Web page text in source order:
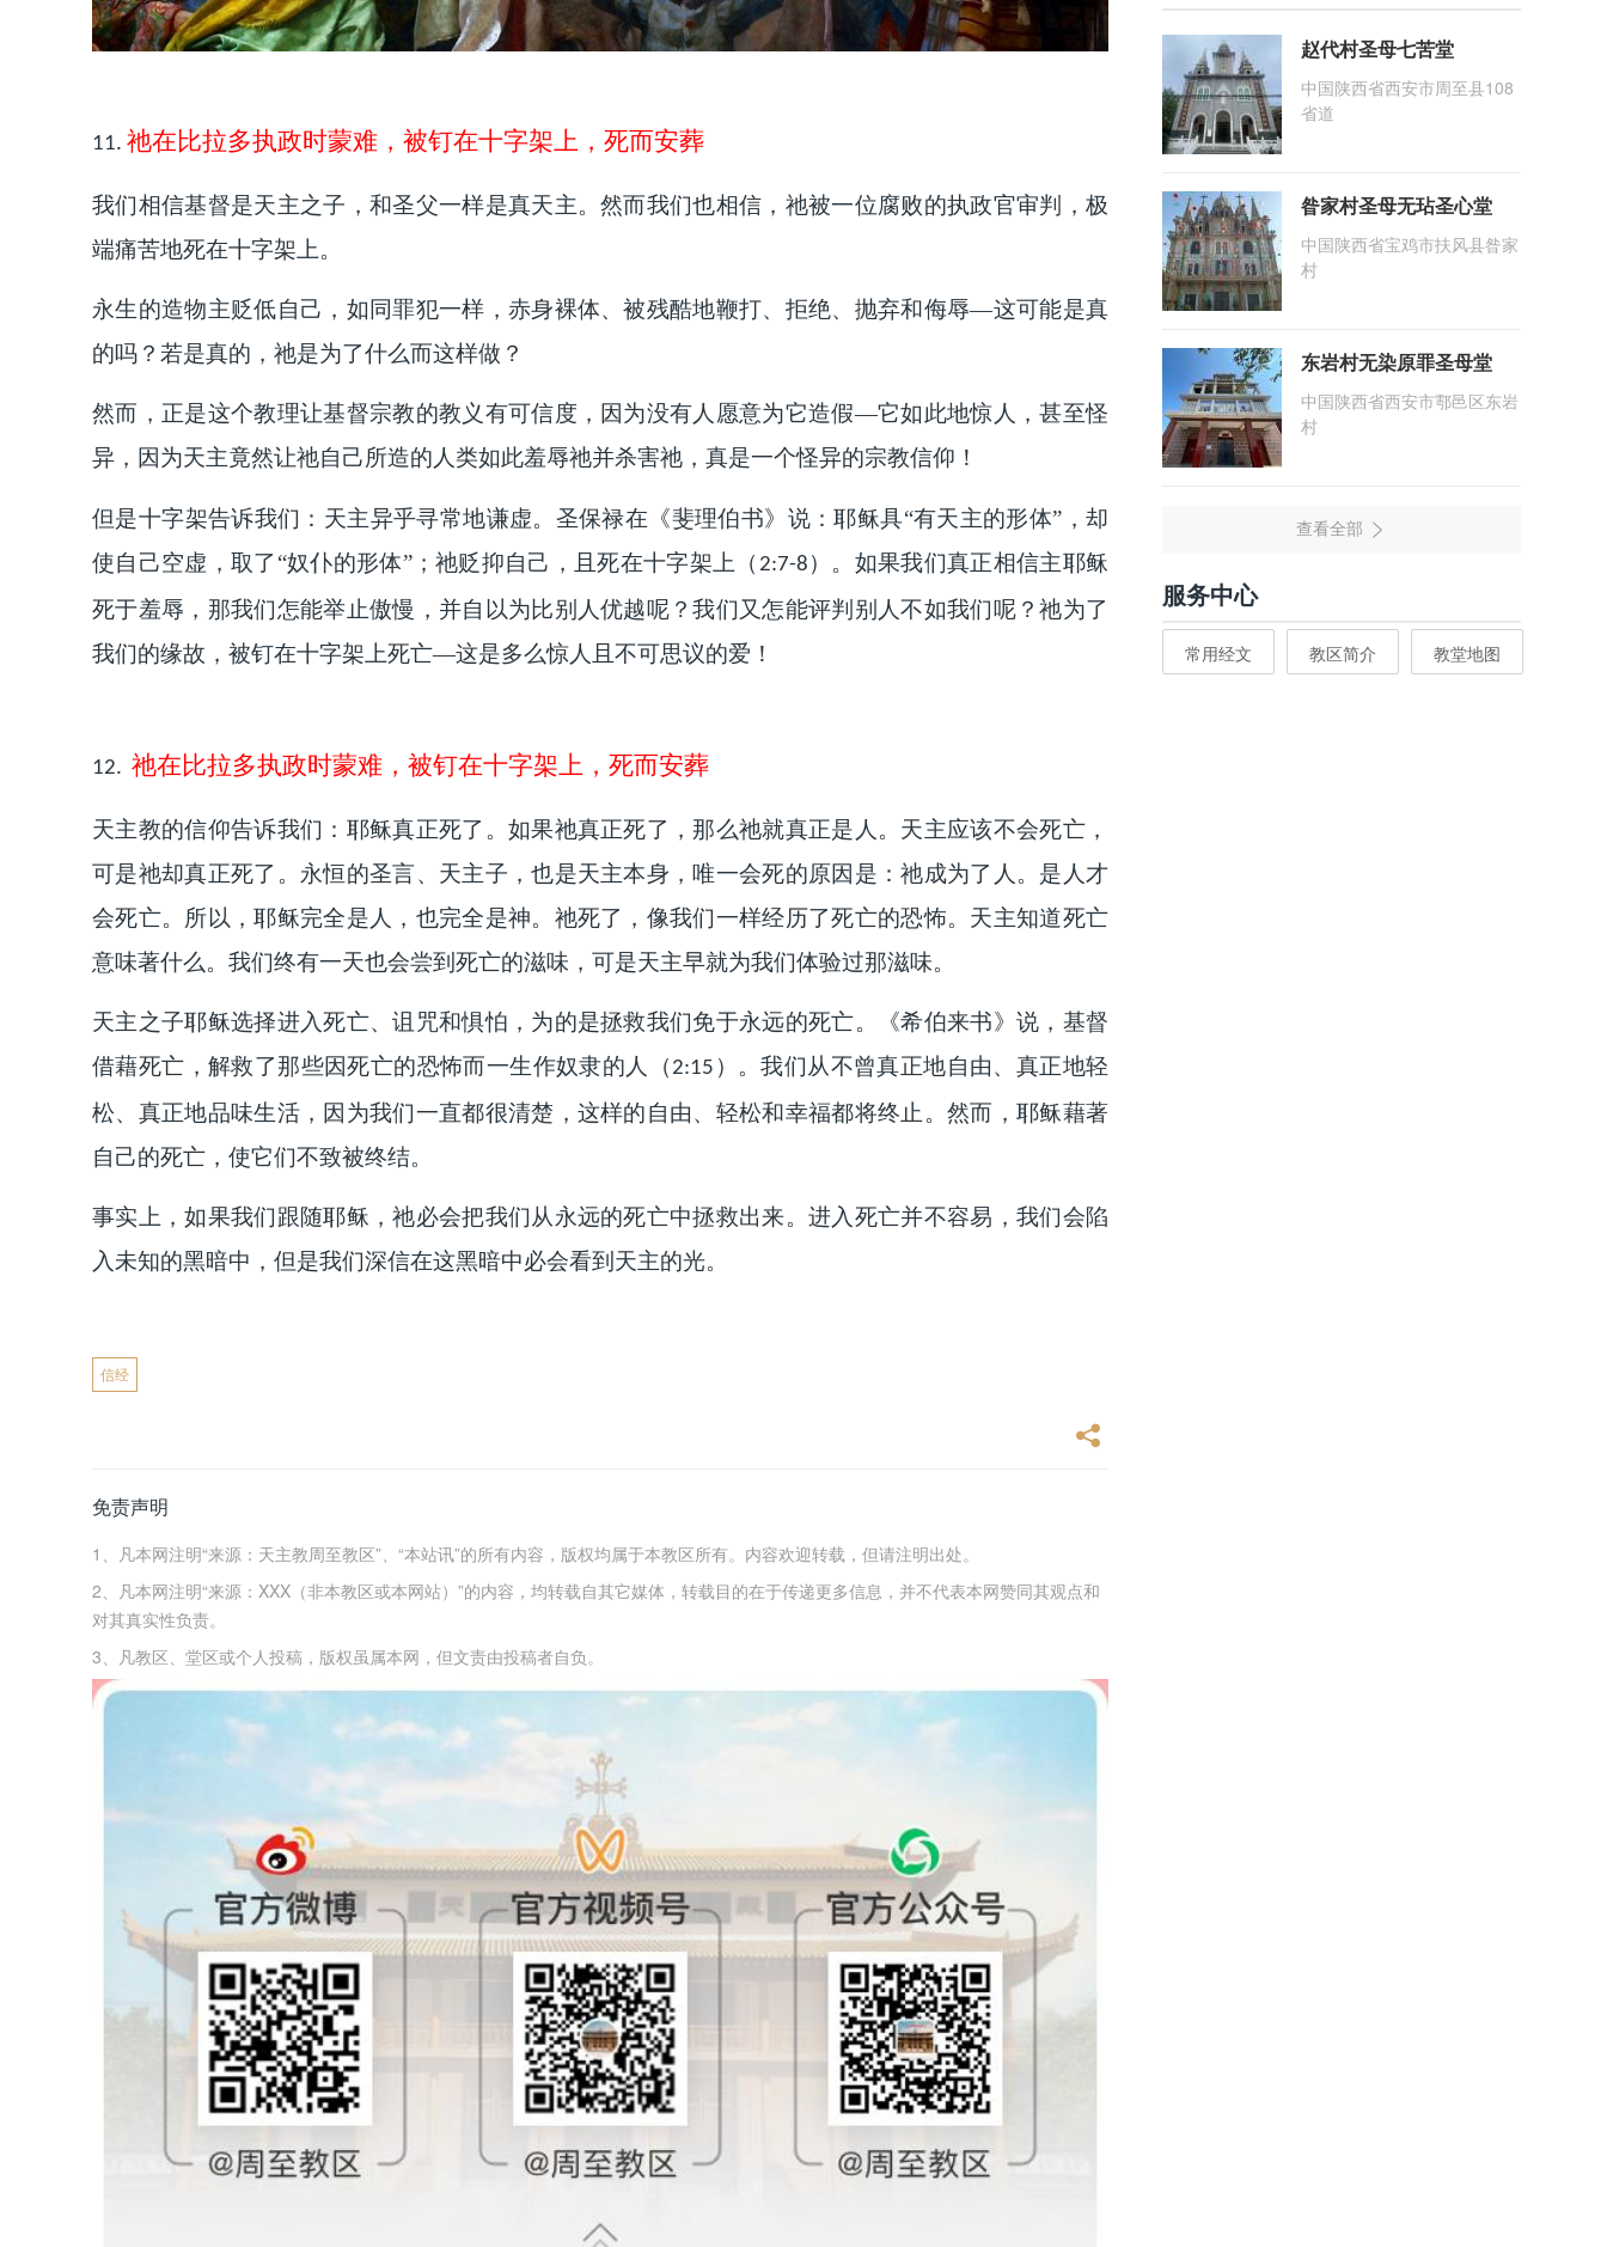
11. 祂在比拉多执政时蒙难，被钉在十字架上，死而安葬
我们相信基督是天主之子，和圣父一样是真天主。然而我们也相信，祂被一位腐败的执政官审判，极
端痛苦地死在十字架上。
永生的造物主贬低自己，如同罪犯一样，赤身裸体、被残酷地鞭打、拒绝、抛弃和侮辱—这可能是真
的吗？若是真的，祂是为了什么而这样做？
然而，正是这个教理让基督宗教的教义有可信度，因为没有人愿意为它造假—它如此地惊人，甚至怪
异，因为天主竟然让祂自己所造的人类如此羞辱祂并杀害祂，真是一个怪异的宗教信仰！
但是十字架告诉我们：天主异乎寻常地谦虚。圣保禄在《斐理伯书》说：耶稣具“有天主的形体”，却
使自己空虚，取了“奴仆的形体”；祂贬抑自己，且死在十字架上（ 2:7-8 ）。如果我们真正相信主耶稣
死于羞辱，那我们怎能举止傲慢，并自以为比别人优越呢？我们又怎能评判别人不如我们呢？祂为了
我们的缘故，被钉在十字架上死亡—这是多么惊人且不可思议的爱！
12. 祂在比拉多执政时蒙难，被钉在十字架上，死而安葬
天主教的信仰告诉我们：耶稣真正死了。如果祂真正死了，那么祂就真正是人。天主应该不会死亡，
可是祂却真正死了。永恒的圣言、天主子，也是天主本身，唯一会死的原因是：祂成为了人。是人才
会死亡。所以，耶稣完全是人，也完全是神。祂死了，像我们一样经历了死亡的恐怖。天主知道死亡
意味著什么。我们终有一天也会尝到死亡的滋味，可是天主早就为我们体验过那滋味。
天主之子耶稣选择进入死亡、诅咒和惧怕，为的是拯救我们免于永远的死亡。《希伯来书》说，基督
借藉死亡，解救了那些因死亡的恐怖而一生作奴隶的人（2:15 ）。我们从不曾真正地自由、真正地轻
松、真正地品味生活，因为我们一直都很清楚，这样的自由、轻松和幸福都将终止。然而，耶稣藉著
自己的死亡，使它们不致被终结。
事实上，如果我们跟随耶稣，祂必会把我们从永远的死亡中拯救出来。进入死亡并不容易，我们会陷
入未知的黑暗中，但是我们深信在这黑暗中必会看到天主的光。
信经
免责声明
1、凡本网注明“来源：天主教周至教区”、“本站讯”的所有内容，版权均属于本教区所有。内容欢迎转载，但请注明出处。
2、凡本网注明“来源：XXX（非本教区或本网站）”的内容，均转载自其它媒体，转载目的在于传递更多信息，并不代表本网赞同其观点和
对其真实性负责。
3、凡教区、堂区或个人投稿，版权虽属本网，但文责由投稿者自负。
赵代村圣母七苦堂
中国陕西省西安市周至县108
省道
昝家村圣母无玷圣心堂
中国陕西省宝鸡市扶风县昝家
村
东岩村无染原罪圣母堂
中国陕西省西安市鄠邑区东岩
村
服务中心
常用经文 教区简介 教堂地图